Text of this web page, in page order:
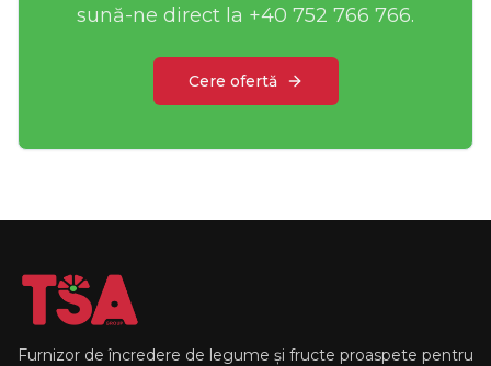
sună-ne direct la +40 752 766 766.
Cere ofertă
Furnizor de încredere de legume și fructe proaspete pentru